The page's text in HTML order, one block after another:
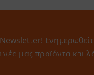
νέα μας προϊόντα και